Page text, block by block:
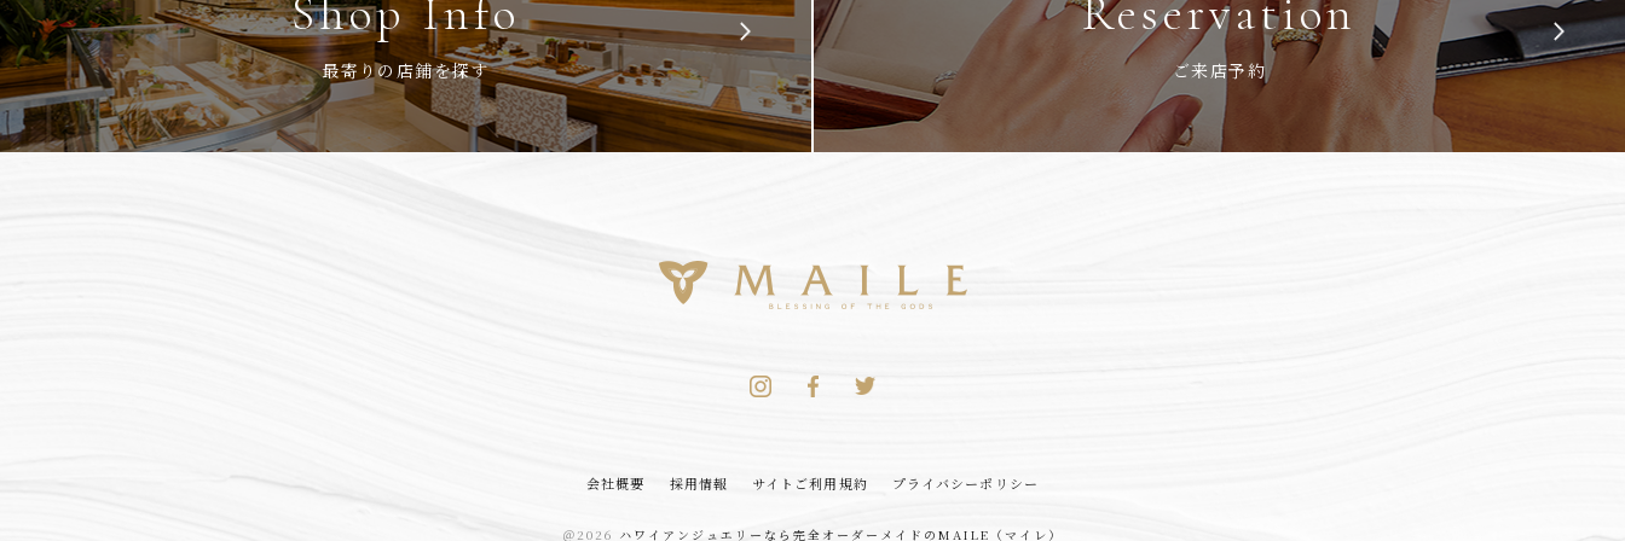
Shop Info
最寄りの店鋪を探す
Reservation
ご来店予約
会社概要 採用情報 サイトご利用規約 プライバシーポリシー
＠2026 ハワイアンジュエリーなら完全オーダーメイドのMAILE（マイレ）